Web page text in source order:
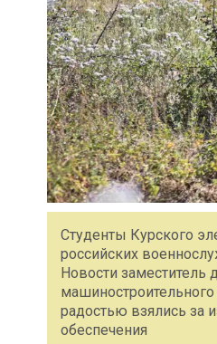
Студенты Курского
российских
Новости заместитель
радостью взялись за
обеспечения